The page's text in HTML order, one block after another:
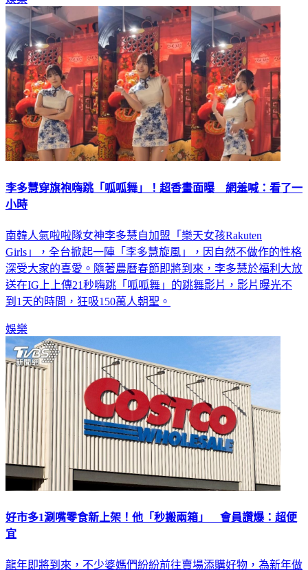
李多慧穿旗袍嗨跳「呱呱舞」！超香畫面曝 網羞喊：看了一
小時
南韓人氣啦啦隊女神李多慧自加盟「樂天女孩Rakuten
Girls」，全台掀起一陣「李多慧旋風」，因自然不做作的性格
深受大家的喜愛。隨著農曆春節即將到來，李多慧於福利大放
送在IG上上傳21秒嗨跳「呱呱舞」的跳舞影片，影片曝光不
到1天的時間，狂吸150萬人朝聖。
娛樂
好市多1涮嘴零食新上架！他「秒搬兩箱」 會員讚爆：超便
宜
龍年即將到來，不少婆媽們紛紛前往賣場添購好物，為新年做